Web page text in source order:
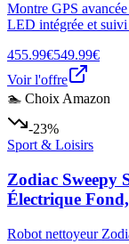
Montre GPS
LED intégrée et suivi
455.99€549.99€
Voir l'offre
🏊 Choix Amazon
-23%
Sport & Loisirs
Zodiac Sweepy
Électrique
Robot nettoyeur